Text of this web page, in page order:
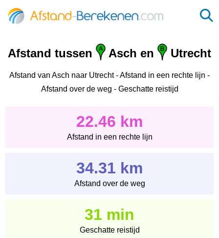
Afstand tussen Asch en Utrecht
Afstand van Asch naar Utrecht - Afstand in een rechte lijn -
Afstand over de weg - Geschatte reistijd
22.46 km
Afstand in een rechte lijn
34.31 km
Afstand over de weg
31 min
Geschatte reistijd